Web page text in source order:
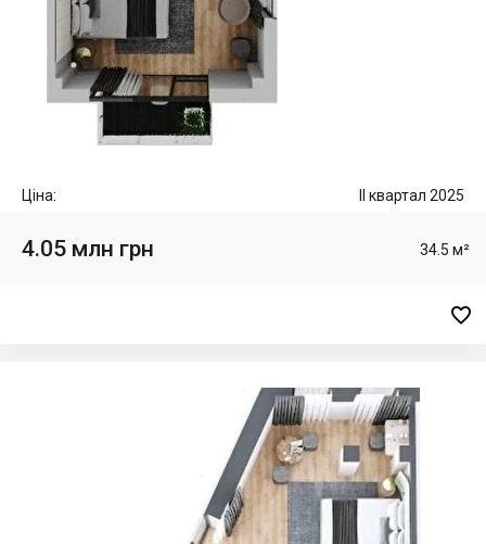
Ціна: II квартал 2025
4.05 млн грн 34.5 м²
